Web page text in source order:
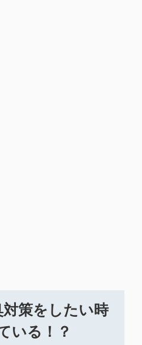
策をしたい時
いる！？